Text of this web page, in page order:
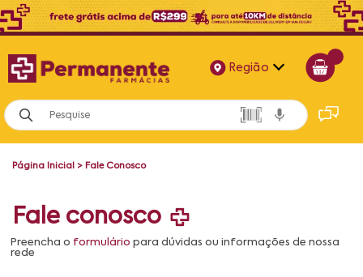
Região
Alagoas
Bahia
Página Inicial > Fale Conosco
Fale conosco
Preencha o formulário para dúvidas ou informações de nossa
rede